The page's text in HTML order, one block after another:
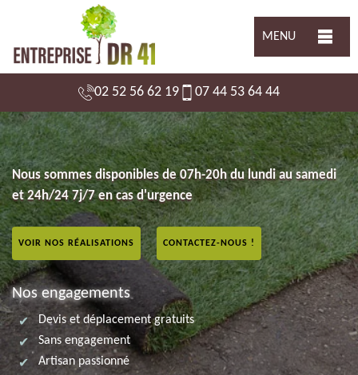
MENU
02 52 56 62 19 07 44 53 64 44
Nous sommes disponibles de 07h-20h du lundi au samedi
et 24h/24 7j/7 en cas d'urgence
VOIR NOS RÉALISATIONS CONTACTEZ-NOUS !
Nos engagements
Devis et déplacement gratuits
Sans engagement
Artisan passionné